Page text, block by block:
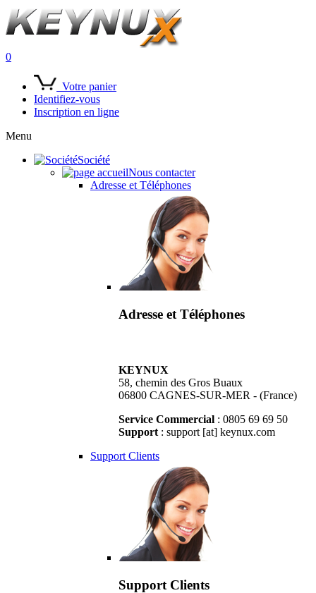
0
Votre panier
Identifiez-vous
Inscription en ligne
Menu
Société
Nous contacter
Adresse et Téléphones
Adresse et Téléphones
KEYNUX
58, chemin des Gros Buaux
06800 CAGNES-SUR-MER - (France)
Service Commercial : 0805 69 69 50
Support : support [at] keynux.com
Support Clients
Support Clients